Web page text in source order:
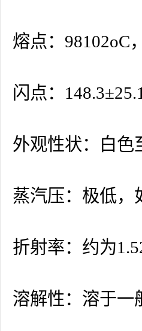
熔点：98102oC
闪点：
外观性状：白色
蒸汽压：极低，
折射率：约为
溶解性：溶于一